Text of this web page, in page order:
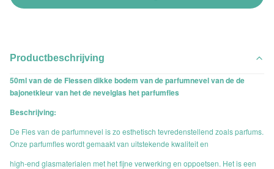
Productbeschrijving
50ml van de de Flessen dikke bodem van de parfumnevel van de de
bajonetkleur van het de nevelglas het parfumfles
Beschrijving:
De Fles van de parfumnevel is zo esthetisch tevredenstellend zoals parfums.
Onze parfumfles wordt gemaakt van uitstekende kwaliteit en
high-end glasmaterialen met het fijne verwerking en oppoetsen. Het is een